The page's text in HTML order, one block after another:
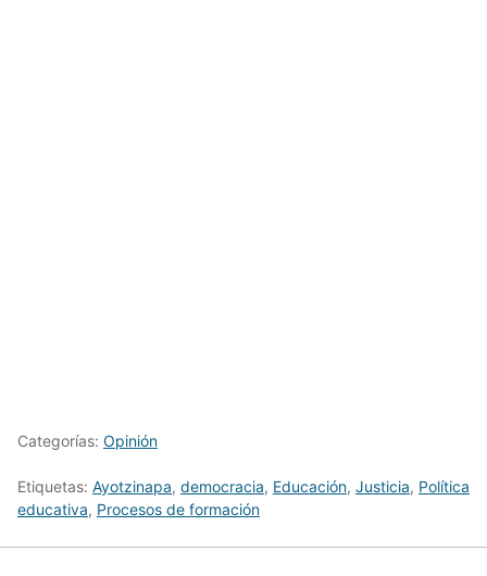
Categorías: Opinión
Etiquetas: Ayotzinapa, democracia, Educación, Justicia, Política
educativa, Procesos de formación